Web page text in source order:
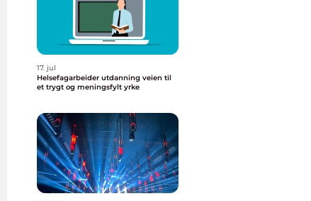
17. jul
Helsefagarbeider utdanning veien til
et trygt og meningsfylt yrke